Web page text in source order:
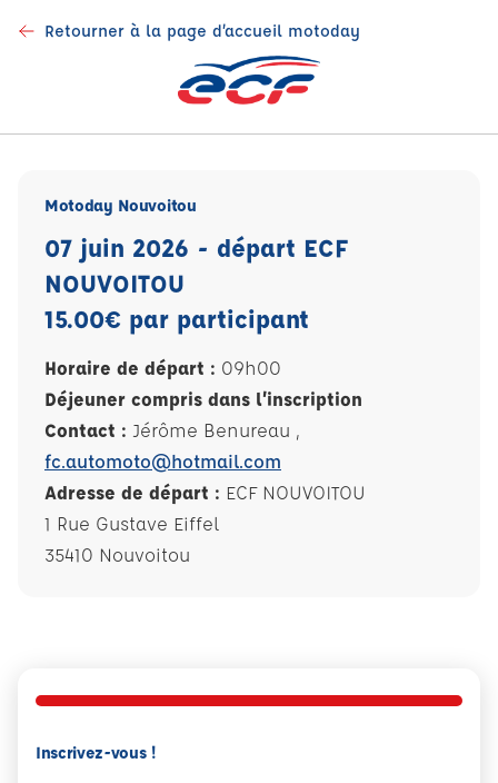
Retourner à la page d’accueil motoday
Inscrivez-vous !
Motoday Nouvoitou
07 juin 2026 - départ ECF
NOUVOITOU
15.00€ par participant
Horaire de départ : 09h00
Déjeuner compris dans l’inscription
Contact : Jérôme Benureau ,
fc.automoto@hotmail.com
Adresse de départ : ECF NOUVOITOU
1 Rue Gustave Eiffel
35410 Nouvoitou